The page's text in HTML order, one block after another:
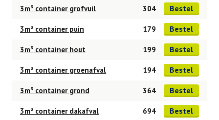
3m³ container grofvuil 304 Bestel
3m³ container puin 179 Bestel
3m³ container hout 199 Bestel
3m³ container groenafval 194 Bestel
3m³ container grond 364 Bestel
3m³ container dakafval 694 Bestel